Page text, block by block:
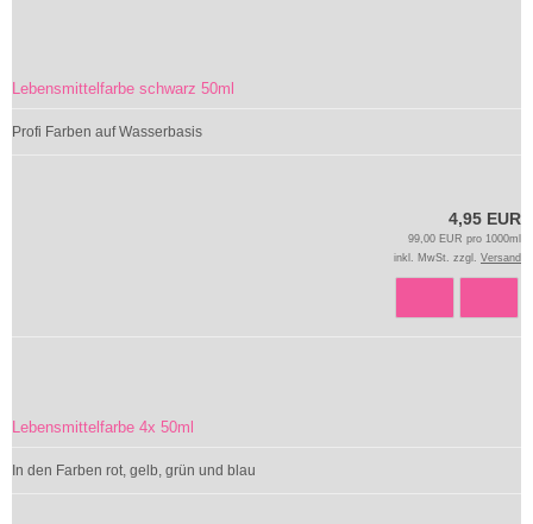
Lebensmittelfarbe schwarz 50ml
Profi Farben auf Wasserbasis
4,95 EUR
99,00 EUR pro 1000ml
inkl. MwSt. zzgl. Versand
Lebensmittelfarbe 4x 50ml
In den Farben rot, gelb, grün und blau